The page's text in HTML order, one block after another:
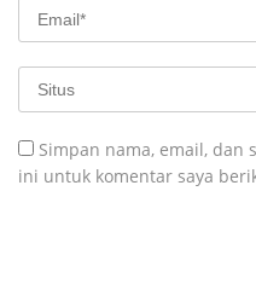
Simpan nama, email, dan
ini untuk komentar saya